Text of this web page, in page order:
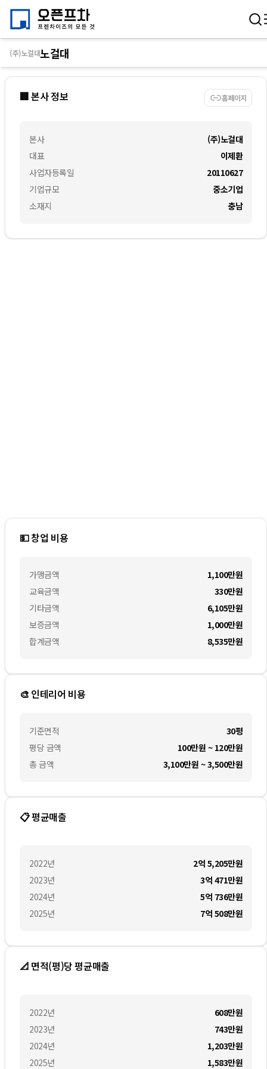
🏢 본사 정보 홈페이지
본사
대표
사업자등록일
기업규모
소재지
(주)노걸대
이제환
20110627
중소기업
충남
(주)노걸대노걸대
💵 창업 비용
가맹금액
교육금액
기타금액
보증금액
합계금액
1,100만원
330만원
6,105만원
1,000만원
8,535만원
🎨 인테리어 비용
기준면적
평당 금액
총 금액
30평
100만원 ~ 120만원
3,100만원 ~ 3,500만원
📋 평균매출
2022년
2023년
2024년
2025년
2억 5,205만원
3억 471만원
5억 736만원
7억 508만원
📐 면적(평)당 평균매출
2022년
2023년
2024년
2025년
608만원
743만원
1,203만원
1,583만원